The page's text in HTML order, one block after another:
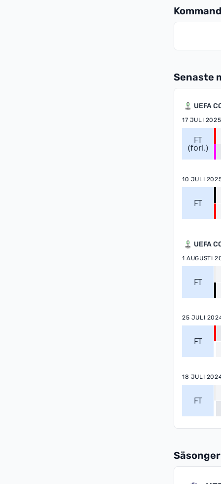
Senaste
UEFA
17 JULI 2025
FT
(förl.)
10 JULI
FT
UEFA
1 AUGUSTI
FT
25 JULI
FT
18 JULI
FT
Säsonger